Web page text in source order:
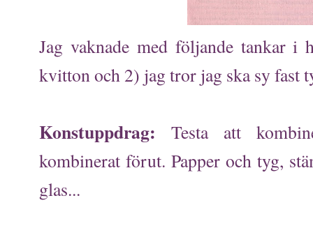
Jag vaknade med följande tankar i
kvitton och 2) jag tror jag ska sy fast
Konstuppdrag: Testa att
kombinerat förut. Papper och tyg,
glas...